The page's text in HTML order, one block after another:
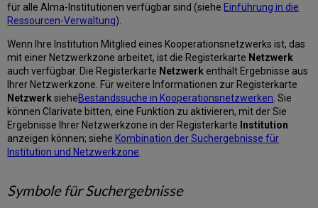
für alle Alma-Institutionen verfügbar sind (siehe Einführung in die
Ressourcen-Verwaltung).
Wenn Ihre Institution Mitglied eines Kooperationsnetzwerks ist, das
mit einer Netzwerkzone arbeitet, ist die Registerkarte Netzwerk
auch verfügbar. Die Registerkarte Netzwerk enthält Ergebnisse aus
Ihrer Netzwerkzone. Für weitere Informationen zur Registerkarte
NetzwerksieheBestandssuche in Kooperationsnetzwerken . Sie
können Clarivate bitten, eine Funktion zu aktivieren, mit der Sie
Ergebnisse Ihrer Netzwerkzone in der Registerkarte Institution
anzeigen können; siehe Kombination der Suchergebnisse für
Institution und Netzwerkzone
Symbole für Suchergebnisse